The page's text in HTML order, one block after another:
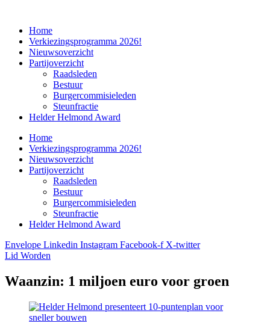
Home
Verkiezingsprogramma 2026!
Nieuwsoverzicht
Partijoverzicht
Raadsleden
Bestuur
Burgercommisieleden
Steunfractie
Helder Helmond Award
Home
Verkiezingsprogramma 2026!
Nieuwsoverzicht
Partijoverzicht
Raadsleden
Bestuur
Burgercommisieleden
Steunfractie
Helder Helmond Award
Envelope Linkedin Instagram Facebook-f X-twitter
Lid Worden
Waanzin: 1 miljoen euro voor groen